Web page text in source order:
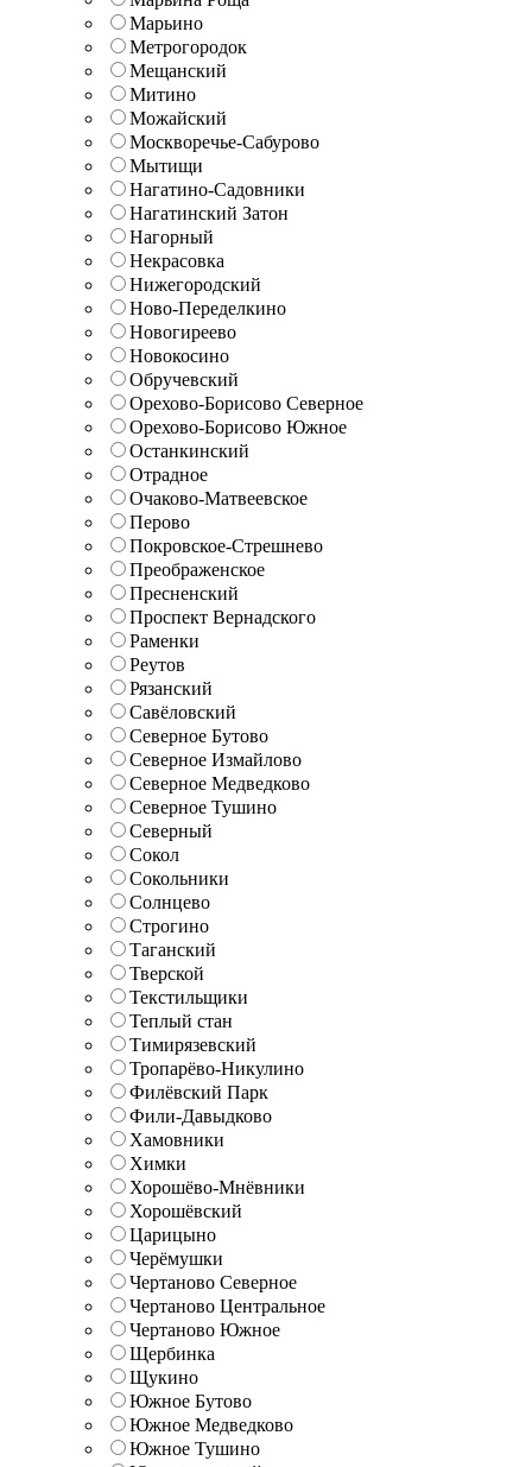
Марьино
Метрогородок
Мещанский
Митино
Можайский
Москворечье-Сабурово
Мытищи
Нагатино-Садовники
Нагатинский Затон
Нагорный
Некрасовка
Нижегородский
Ново-Переделкино
Новогиреево
Новокосино
Обручевский
Орехово-Борисово Северное
Орехово-Борисово Южное
Останкинский
Отрадное
Очаково-Матвеевское
Перово
Покровское-Стрешнево
Преображенское
Пресненский
Проспект Вернадского
Раменки
Реутов
Рязанский
Савёловский
Северное Бутово
Северное Измайлово
Северное Медведково
Северное Тушино
Северный
Сокол
Сокольники
Солнцево
Строгино
Таганский
Тверской
Текстильщики
Теплый стан
Тимирязевский
Тропарёво-Никулино
Филёвский Парк
Фили-Давыдково
Хамовники
Химки
Хорошёво-Мнёвники
Хорошёвский
Царицыно
Черёмушки
Чертаново Северное
Чертаново Центральное
Чертаново Южное
Щербинка
Щукино
Южное Бутово
Южное Медведково
Южное Тушино